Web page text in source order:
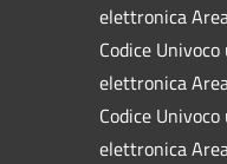
elettronica
Codice
elettronica
Codice
elettronica